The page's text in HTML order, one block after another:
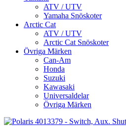
ATV / UTV
Yamaha Snöskoter
Arctic Cat
ATV / UTV
Arctic Cat Snöskoter
Övriga Märken
Can-Am
Honda
Suzuki
Kawasaki
Universaldelar
Övriga Märken